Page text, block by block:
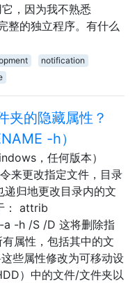
，因为我不熟悉
整的独立程序。有什么
notification
夹的隐藏属性？
-h）
，任何版本）
来更改指定文件，目录
归地更改目录内的文
： attrib
a -h /S /D 这将删除指
属性，包括其中的文
些属性修改为可移动设
）中的文件/文件夹以